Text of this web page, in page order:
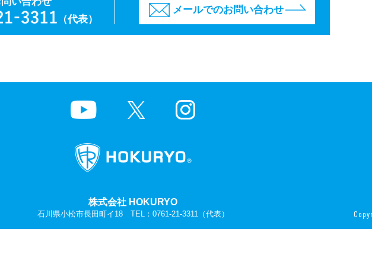
（代表）
メールでのお問い合わせ
株式会社 HOKURYO
石川県小松市長田町イ18 TEL： 0761-21-3311（代表）